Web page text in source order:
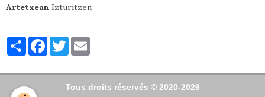
Artetxean Izturitzen
PartagerFacebook
Twitter
Tous droits réservés © 2020-2026